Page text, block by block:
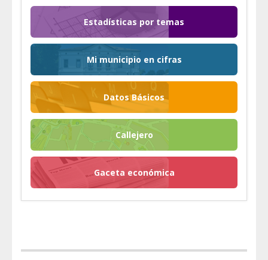
Estadísticas por temas
Mi municipio en cifras
Datos Básicos
Callejero
Gaceta económica